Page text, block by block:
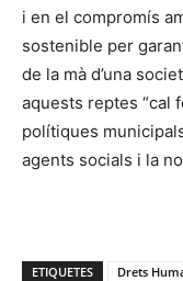
i en el compromís
sostenible per
de la mà d’una
aquests reptes “cal
polítiques
agents socials i la
ETIQUETES Drets